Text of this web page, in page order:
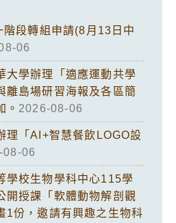
段轉組申請(8月13日中
06
大學辦理「適應運動共學
離島場研習海報及各區簡
。 2026-08-06
理「AI+智慧餐飲LOGO設
08-06
學校生物學科中心115學
開授課「軟體動物解剖觀
1份，邀請有興趣之生物科